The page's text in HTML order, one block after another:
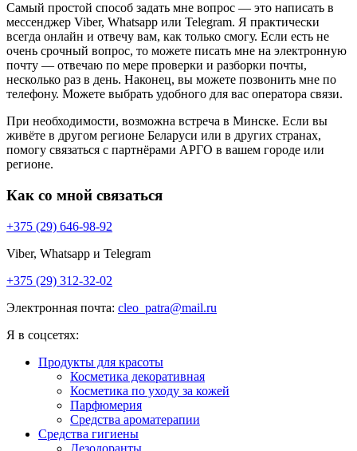
Самый простой способ задать мне вопрос — это написать в
мессенджер Viber, Whatsapp или Telegram. Я практически
всегда онлайн и отвечу вам, как только смогу. Если есть не
очень срочный вопрос, то можете писать мне на электронную
почту — отвечаю по мере проверки и разборки почты,
несколько раз в день. Наконец, вы можете позвонить мне по
телефону. Можете выбрать удобного для вас оператора связи.
При необходимости, возможна встреча в Минске. Если вы
живёте в другом регионе Беларуси или в других странах,
помогу связаться с партнёрами АРГО в вашем городе или
регионе.
Как со мной связаться
+375 (29) 646-98-92
Viber, Whatsapp и Telegram
+375 (29) 312-32-02
Электронная почта: cleo_patra@mail.ru
Я в соцсетях:
Продукты для красоты
Косметика декоративная
Косметика по уходу за кожей
Парфюмерия
Средства ароматерапии
Средства гигиены
Дезодоранты